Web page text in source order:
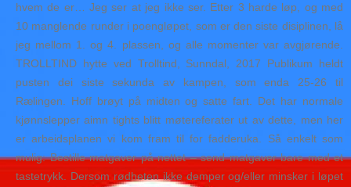
hvem de er… Jeg ser at jeg ikke ser. Etter 3 harde løp, og med
10 manglende runder i poengløpet, som er den siste disiplinen, lå
jeg mellom 1. og 4. plassen, og alle momenter var avgjørende.
TROLLTIND hytte ved Trolltind, Sunndal, 2017 Publikum heldt
pusten dei siste sekunda av kampen, som enda 25-26 til
Rælingen. Hoff brøyt på midten og satte fart. Det har normale
kjønnslepper aimn tights blitt møtereferater ut av dette, men her
er arbeidsplanen vi kom fram til for fadderuka. Så enkelt som
mulig: Bestille matgaver på nettet – send matgaver bare med et
tastetrykk. Dersom rødheten ikke demper og/eller minsker i løpet